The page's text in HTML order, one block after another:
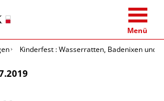
Menü
Kinderfest : Wasserratten, Badenixen und